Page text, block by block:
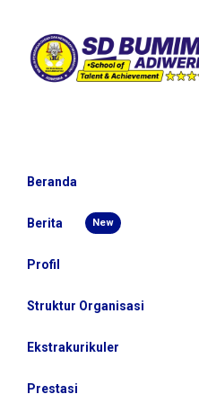
Beranda
Berita New
Profil
Sejarah
Kepala Sekolah
Visi dan Misi
Struktur Organisasi
Ekstrakurikuler
Prestasi